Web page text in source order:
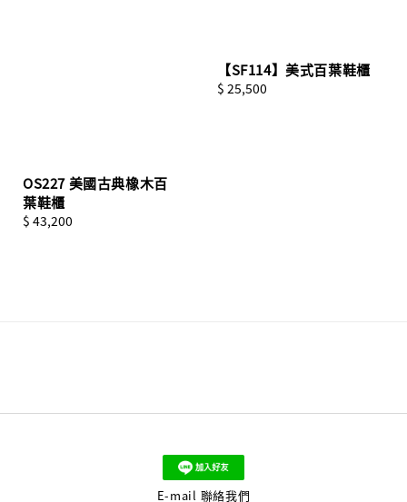
OS227 美國古典橡木百
葉鞋櫃
Regular
$ 43,200
【SF114】美式百葉鞋櫃
Regular
$ 25,500
E-mail 聯絡我們